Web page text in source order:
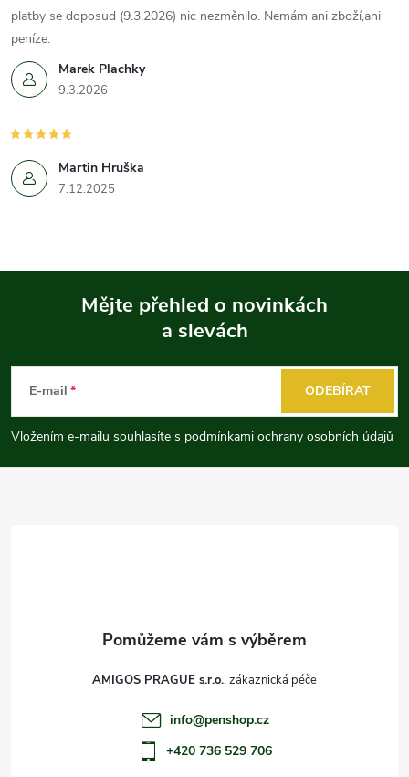
Marek Plachky
9.3.2026
platby se doposud (9.3.2026) nic nezměnilo. Nemám ani zboží,ani
peníze.
Martin Hruška
7.12.2025
p
a
Mějte přehled o novinkách
a slevách
E-mail
Vložením e-mailu souhlasíte s podmínkami ochrany osobních údajů
ODEBÍRAT
AMIGOS PRAGUE s.r.o.
info@penshop.cz
+420 736 529 706